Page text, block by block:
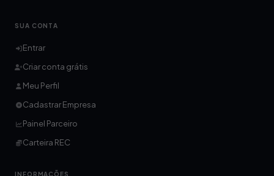
SUA CONTA
Entrar
Criar conta grátis
Meu Perfil
Cadastrar Empresa
Painel Parceiro
Carteira REC
INFORMAÇÕES